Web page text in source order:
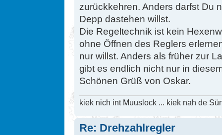
zurückkehren. Anders darfst Du
Depp dastehen willst.
Die Regeltechnik ist kein
ohne Öffnen des Reglers
nur willst. Anders als früher zur
gibt es endlich nicht nur in
Schönen Grüß von Oskar.
kiek nich int Muuslock ... kiek nah de
Re: Drehzahlregler